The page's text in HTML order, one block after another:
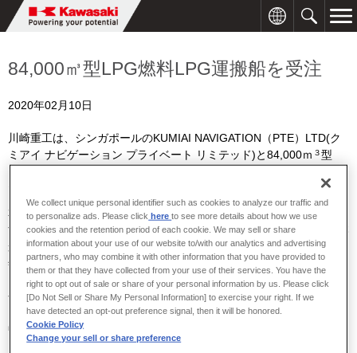
84,000㎥型LPG燃料LPG運搬船を受注
2020年02月10日
川崎重工は、シンガポールのKUMIAI NAVIGATION （PTE） LTD(ク
ミアイ ナビゲーション プライベート リミテッド)と84,000ｍ ３型
本船は、当社がこれまでに受注した65隻目のLPG運搬船にあたりま
す。昨年、同社よりLPG燃料LPG運搬船の1番船を受注しており、本
船はそれに続く2番船となります。今後、坂出工場で建造し、2022
年に竣工予定です。
今回受注したLPG運搬船の推進燃料は、LPGと低硫黄燃料油です。
LPGを燃料として使用することで、燃料油使用時に比べ、排気ガス
中の硫黄酸化物
ます。これにより2020年1月から強化された
We collect unique personal identifier such as cookies to analyze our traffic and
to personalize ads. Please click hereto see more details about how we use
cookies and the retention period of each cookie. We may sell or share
information about your use of our website to/with our analytics and advertising
partners, who may combine it with other information that you have provided to
them or that they have collected from your use of their services. You have the
right to opt out of sale or share of your personal information by us. Please click
[Do Not Sell or Share My Personal Information] to exercise your right. If we
have detected an opt-out preference signal, then it will be honored.
Cookie Policy
Change your sell or share preference